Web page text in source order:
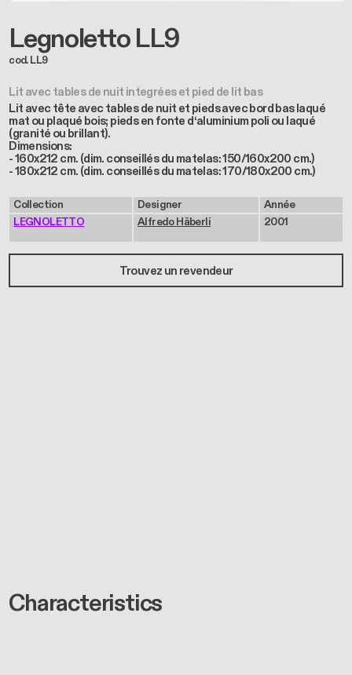
Legnoletto LL9
cod. LL9
Lit avec tables de nuit integrées et pied de lit bas
Lit avec tête avec tables de nuit et pieds avec bord bas laqué
mat ou plaqué bois; pieds en fonte d‘aluminium poli ou laqué
(granité ou brillant).
Dimensions:
- 160x212 cm. (dim. conseillés du matelas: 150/160x200 cm.)
- 180x212 cm. (dim. conseillés du matelas: 170/180x200 cm.)
Collection
LEGNOLETTO
Designer
Alfredo Häberli
Année
2001
Trouvez un revendeur
Characteristics